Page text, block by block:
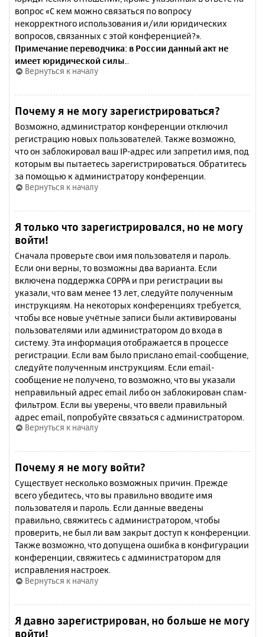
вопрос «С кем можно связаться по вопросу
некорректного использования и/или юридических
вопросов, связанных с этой конференцией?».
Примечание переводчика: в России данный акт не
имеет юридической силы.
Вернуться к началу
Почему я не могу зарегистрироваться?
Возможно, администратор конференции отключил
регистрацию новых пользователей. Также возможно,
что он заблокировал ваш IP-адрес или запретил имя, под
которым вы пытаетесь зарегистрироваться. Обратитесь
за помощью к администратору конференции.
Вернуться к началу
Я только что зарегистрировался, но не могу
войти!
Сначала проверьте свои имя пользователя и пароль.
Если они верны, то возможны два варианта. Если
включена поддержка COPPA и при регистрации вы
указали, что вам менее 13 лет, следуйте полученным
инструкциям. На некоторых конференциях требуется,
чтобы все новые учётные записи были активированы
пользователями или администратором до входа в
систему. Эта информация отображается в процессе
регистрации. Если вам было прислано email-сообщение,
следуйте полученным инструкциям. Если email-
сообщение не получено, то возможно, что вы указали
неправильный адрес email либо он заблокирован спам-
фильтром. Если вы уверены, что ввели правильный
адрес email, попробуйте связаться с администратором.
Вернуться к началу
Почему я не могу войти?
Существует несколько возможных причин. Прежде
всего убедитесь, что вы правильно вводите имя
пользователя и пароль. Если данные введены
правильно, свяжитесь с администратором, чтобы
проверить, не был ли вам закрыт доступ к конференции.
Также возможно, что допущена ошибка в конфигурации
конференции, свяжитесь с администратором для
исправления настроек.
Вернуться к началу
Я давно зарегистрирован, но больше не могу
войти!